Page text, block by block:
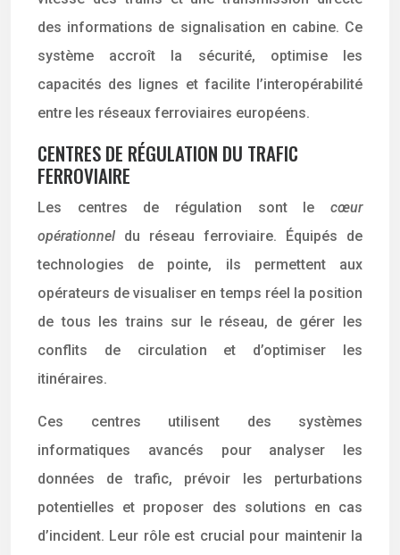
des informations de signalisation en cabine. Ce
système accroît la sécurité, optimise les
capacités des lignes et facilite l’interopérabilité
entre les réseaux ferroviaires européens.
CENTRES DE RÉGULATION DU TRAFIC
FERROVIAIRE
Les centres de régulation sont le cœur
opérationnel du réseau ferroviaire. Équipés de
technologies de pointe, ils permettent aux
opérateurs de visualiser en temps réel la position
de tous les trains sur le réseau, de gérer les
conflits de circulation et d’optimiser les
itinéraires.
Ces centres utilisent des systèmes
informatiques avancés pour analyser les
données de trafic, prévoir les perturbations
potentielles et proposer des solutions en cas
d’incident. Leur rôle est crucial pour maintenir la